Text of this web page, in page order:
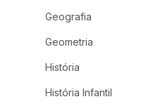
Geografia
Geometria
História
História Infantil